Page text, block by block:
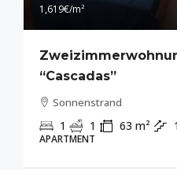
1,619€/m²
“Cascadas”
Sonnenstrand
1 1 63 m²
APARTMENT